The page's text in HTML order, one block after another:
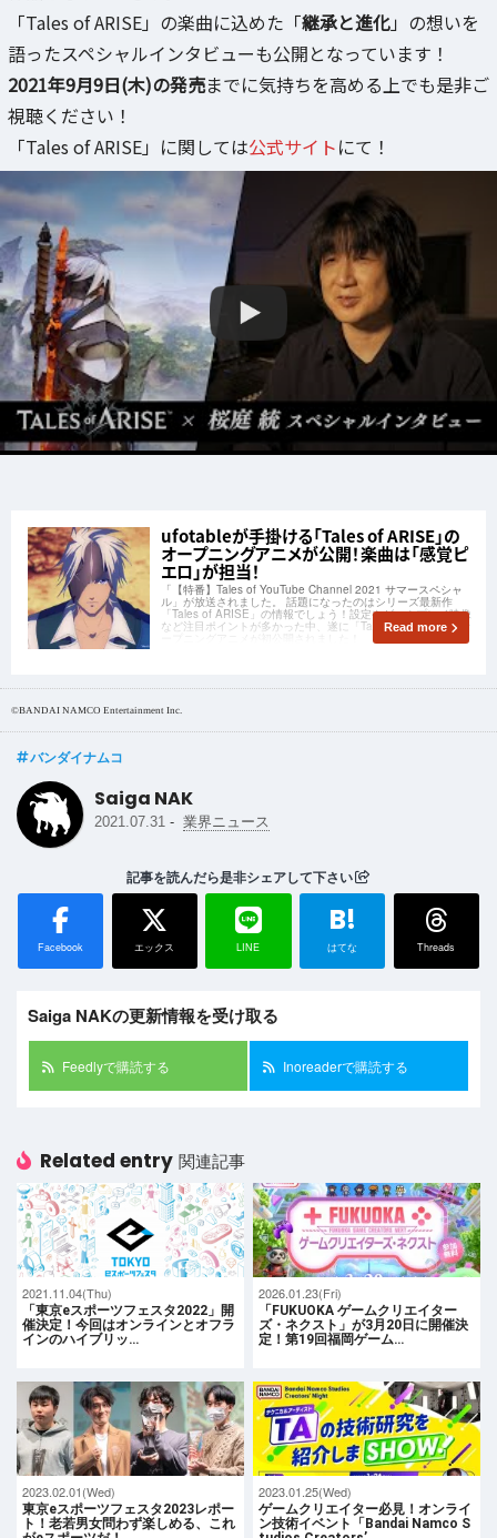
「Tales of ARISE」の楽曲に込めた「継承と進化」の想いを
語ったスペシャルインタビューも公開となっています！
2021年9月9日(木)の発売までに気持ちを高める上でも是非ご
視聴ください！
「Tales of ARISE」に関しては公式サイトにて！
ufotableが手掛ける「Tales of ARISE」の
オープニングアニメが公開！楽曲は「感覚ピ
エロ」が担当！
「【特番】Tales of YouTube Channel 2021 サマースペシャ
ル」が放送されました。 話題になったのはシリーズ最新作
「Tales of ARISE」の情報でしょう！設定やゲームプレイ映像
など注目ポイントが多かった中、遂に「Tales of ARISE」のオ
Read more
©BANDAI NAMCO Entertainment Inc.
バンダイナムコ
Saiga NAK
2021.07.31 - 業界ニュース
記事を読んだら是非シェアして下さい
Facebook エックス LINE
B!
はてな Threads
Saiga NAKの更新情報を受け取る
Feedlyで購読する Inoreaderで購読する
Related entry 関連記事
2021.11.04(Thu)
「東京eスポーツフェスタ2022」開
催決定！今回はオンラインとオフラ
インのハイブリッ…
2026.01.23(Fri)
「FUKUOKA ゲームクリエイター
ズ・ネクスト」が3月20日に開催決
定！第19回福岡ゲーム…
2023.02.01(Wed)
東京eスポーツフェスタ2023レポー
ト！老若男女問わず楽しめる、これ
2023.01.25(Wed)
ゲームクリエイター必見！オンライ
ン技術イベント「Bandai Namco S